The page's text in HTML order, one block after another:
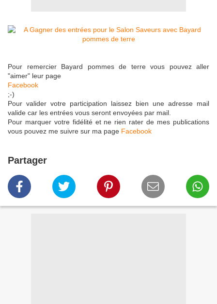
Pour remercier Bayard pommes de terre vous pouvez aller
"aimer" leur page
Facebook
;-)
Pour valider votre participation laissez bien une adresse mail
valide car les entrées vous seront envoyées par mail.
Pour marquer votre fidélité et ne rien rater de mes publications
vous pouvez me suivre sur ma page Facebook
Partager